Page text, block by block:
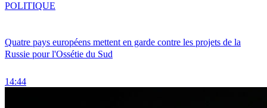
Quatre pays européens mettent en garde contre les projets de la
Russie pour l'Ossétie du Sud
14:44
POLITIQUE